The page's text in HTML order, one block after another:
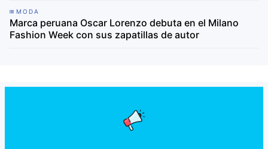
MODA
Marca peruana Oscar Lorenzo debuta en el Milano
Fashion Week con sus zapatillas de autor